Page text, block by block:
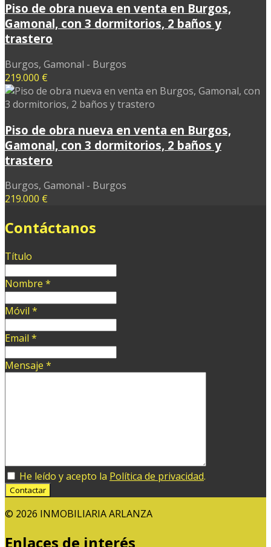
Piso de obra nueva en venta en Burgos,
Gamonal, con 3 dormitorios, 2 baños y
trastero
Burgos, Gamonal - Burgos
219.000 €
Piso de obra nueva en venta en Burgos,
Gamonal, con 3 dormitorios, 2 baños y
trastero
Burgos, Gamonal - Burgos
219.000 €
Contáctanos
Título
Nombre *
Móvil *
Email *
Mensaje *
He leído y acepto la Política de privacidad.
Contactar
© 2026 INMOBILIARIA ARLANZA
Enlaces de interés